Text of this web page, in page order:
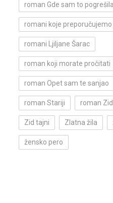
roman Gde sam to pogrešila
romani koje preporučujemo
romani Ljiljane Šarac
roman koji morate pročitati
roman Opet sam te sanjao
roman Stariji roman
Zid tajni Zlatna žila
žensko pero